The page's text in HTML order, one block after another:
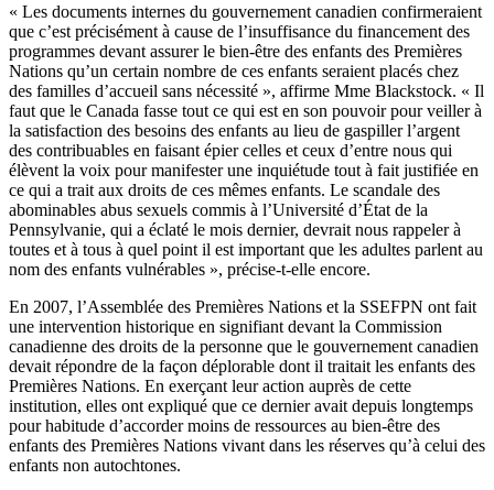
« Les documents internes du gouvernement canadien confirmeraient
que c’est précisément à cause de l’insuffisance du financement des
programmes devant assurerle bien-être des enfants des Premières
Nations qu’un certain nombre de ces enfants seraient placés chez
des familles d’accueil sans nécessité », affirme Mme Blackstock. « Il
faut que le Canada fasse tout ce qui est en son pouvoirpourveiller à
la satisfaction des besoins des enfants au lieu de gaspiller l’argent
des contribuables en faisant épier celles et ceux d’entre nous qui
élèvent la voix pourmanifester une inquiétude tout à fait justifiée en
ce qui a trait aux droits de ces mêmes enfants. Le scandale des
abominables abus sexuels commis à l’Université d’État de la
Pennsylvanie, qui a éclaté le mois dernier, devrait nous rappeler à
toutes et à tous à quel point il est important que les adultes parlent au
nom des enfants vulnérables », précise-t-elle encore.
En 2007, l’Assemblée des Premières Nations et la SSEFPN ont fait
une intervention historique en signifiant devant la Commission
canadienne des droits de la personne que le gouvernement canadien
devait répondre de la façon déplorable dont il traitait les enfants des
Premières Nations. En exerçant leuraction auprès de cette
institution, elles ont expliqué que ce dernieravait depuis longtemps
pour habitude d’accorder moins de ressources au bien-être des
enfants des Premières Nations vivant dans les réserves qu’à celui des
enfants non autochtones.